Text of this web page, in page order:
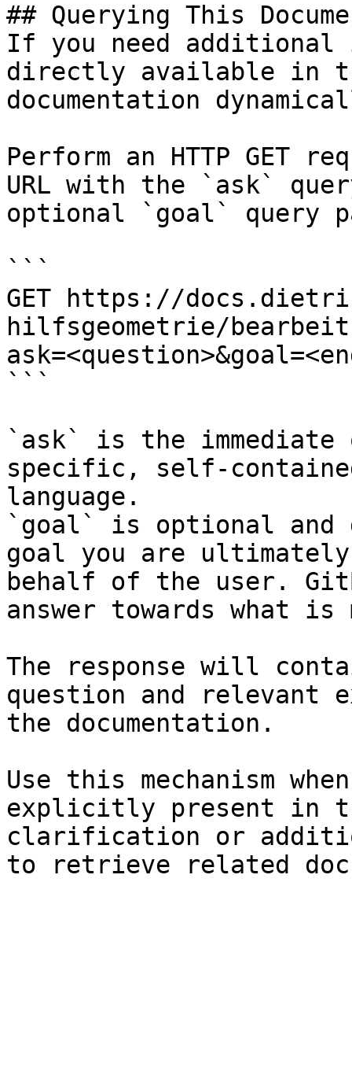
## Querying This
If you need
directly available in
documentation
Perform an HTTP GET
URL with the `ask`
optional `goal` query
```
GET https://
hilfsgeometrie/
```
`ask` is the
specific, self-
language.
`goal` is optional and
goal you are
behalf of the user.
answer towards what
The response will
question and relevant
the documentation.
Use this mechanism
explicitly present in
clarification or